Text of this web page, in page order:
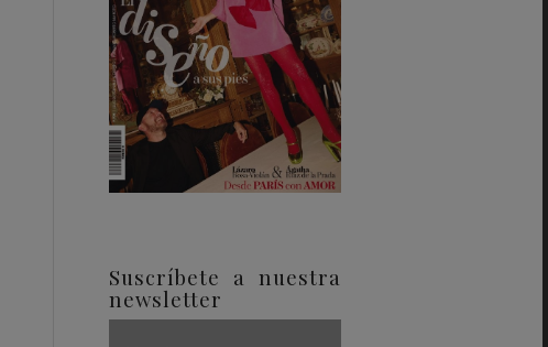
Suscríbete a nuestra
newsletter